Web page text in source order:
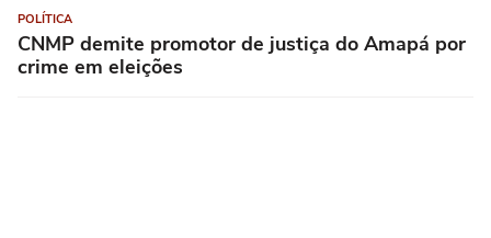
POLÍTICA
CNMP demite promotor de justiça do Amapá por
crime em eleições